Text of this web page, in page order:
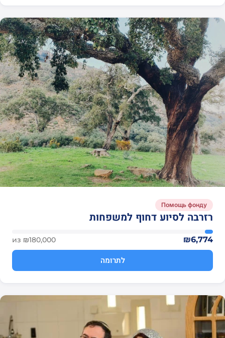
Помощь фонду
רזרבה לסיוע דחוף למשפחות
₪6,774
из ₪180,000
לתרומה